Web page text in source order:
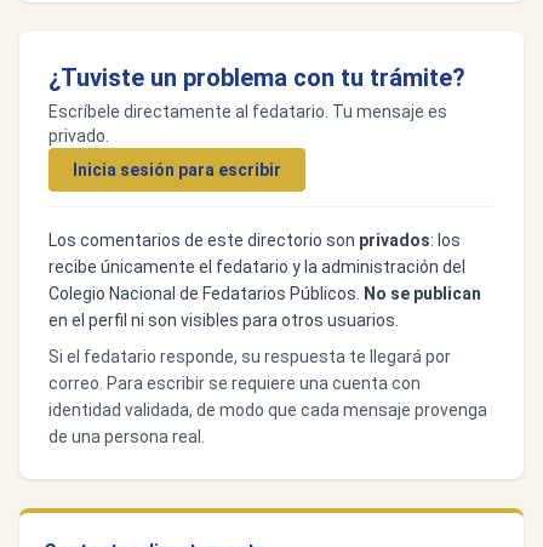
¿Tuviste un problema con tu trámite?
Escríbele directamente al fedatario. Tu mensaje es
privado.
Inicia sesión para escribir
Los comentarios de este directorio son privados: los
recibe únicamente el fedatario y la administración del
Colegio Nacional de Fedatarios Públicos.
No se publican
en el perfil ni son visibles para otros usuarios.
Si el fedatario responde, su respuesta te llegará por
correo. Para escribir se requiere una cuenta con
identidad validada, de modo que cada mensaje provenga
de una persona real.